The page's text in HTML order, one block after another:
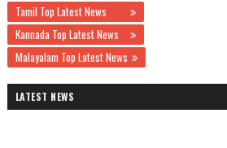
Tamil Top Latest News
Kannada Top Latest News
Malayalam Top Latest News
LATEST NEWS